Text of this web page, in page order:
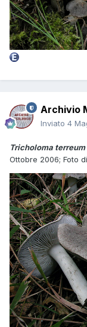
Archivio
Inviato 4
Tricholoma terreum
Ottobre 2006; Foto